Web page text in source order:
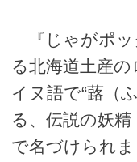
『じゃがポッ
る北海道土産
イヌ語で“蕗（
る、伝説の妖
で名づけられ